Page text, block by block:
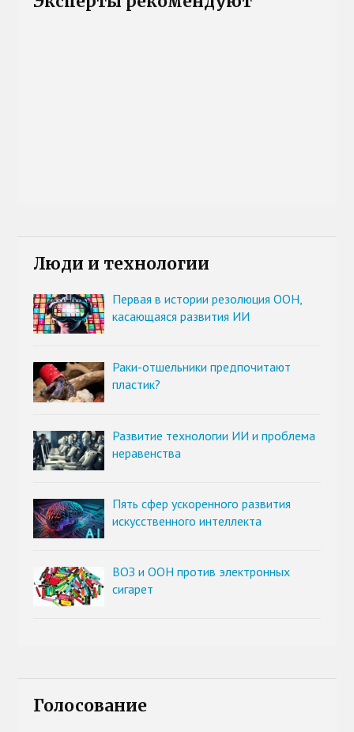
Люди и технологии
Первая в истории резолюция ООН,
касающаяся развития ИИ
Раки-отшельники предпочитают
пластик?
Развитие технологии ИИ и проблема
неравенства
Пять сфер ускоренного развития
искусственного интеллекта
ВОЗ и ООН против электронных
сигарет
Голосование